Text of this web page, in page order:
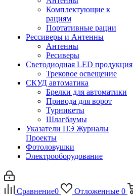
Комплектующие к
рациям
Портативные рации
Рессиверы и Антенны
Антенны
Ресиверы
Светодиодная LED продукция
Трековое освещение
СКУД автоматика
Брелки для автоматики
Привода для ворот
Турникеты
Шлагбаумы
Указатели ПЭ Журналы
Проекты
Фотоловушки
Электрооборудование
Сравнение0 Отложенные 0